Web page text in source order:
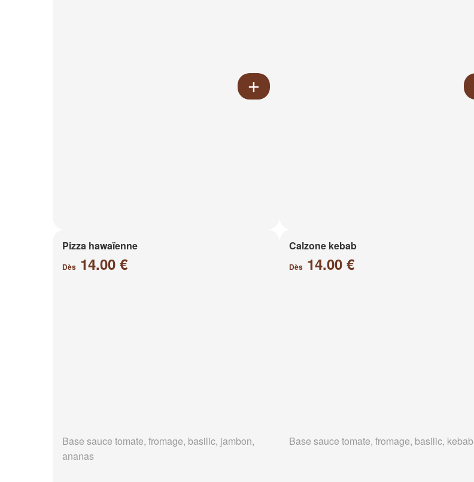
Pizza hawaïenne
Dès 14.00 €
Base sauce tomate, fromage, basilic, jambon,
ananas
Calzone kebab
Dès14.00 €
Base sauce tomate, fromage, basilic, kebab